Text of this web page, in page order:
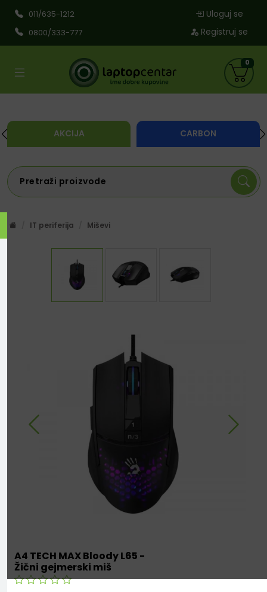
011/635-1212
0800/333-777
Uloguj se
Registruj se
AKCIJA CARBON
0
IT periferija Miševi
A4 TECH MAX Bloody L65 -
Žični gejmerski miš